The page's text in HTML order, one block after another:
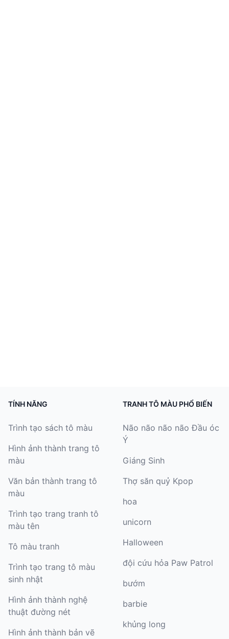
TÍNH NĂNG
Trình tạo sách tô màu
Hình ảnh thành trang tô
màu
Văn bản thành trang tô
màu
Trình tạo trang tranh tô
màu tên
Tô màu tranh
Trình tạo trang tô màu
sinh nhật
Hình ảnh thành nghệ
thuật đường nét
Hình ảnh thành bản vẽ
TRANH TÔ MÀU PHỔ BIẾN
Não não não não Đầu óc
Ý
Giáng Sinh
Thợ săn quỷ Kpop
hoa
unicorn
Halloween
đội cứu hỏa Paw Patrol
bướm
barbie
khủng long